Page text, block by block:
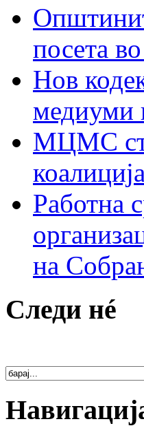
посета
Нов
медиуми
МЦМС
Работна
на
Следи нé